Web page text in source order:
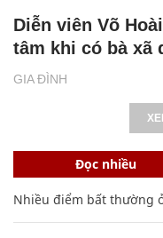
GIA ĐÌNH
Diễn viên Võ
tâm khi có bà xã
Đọc nhiều
Nhiều điểm bất thường